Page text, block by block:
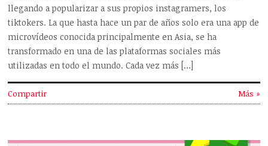
llegando a popularizar a sus propios instagramers, los
tiktokers. La que hasta hace un par de años solo era una app de
microvídeos conocida principalmente en Asia, se ha
transformado en una de las plataformas sociales más
utilizadas en todo el mundo. Cada vez más […]
Compartir Más »